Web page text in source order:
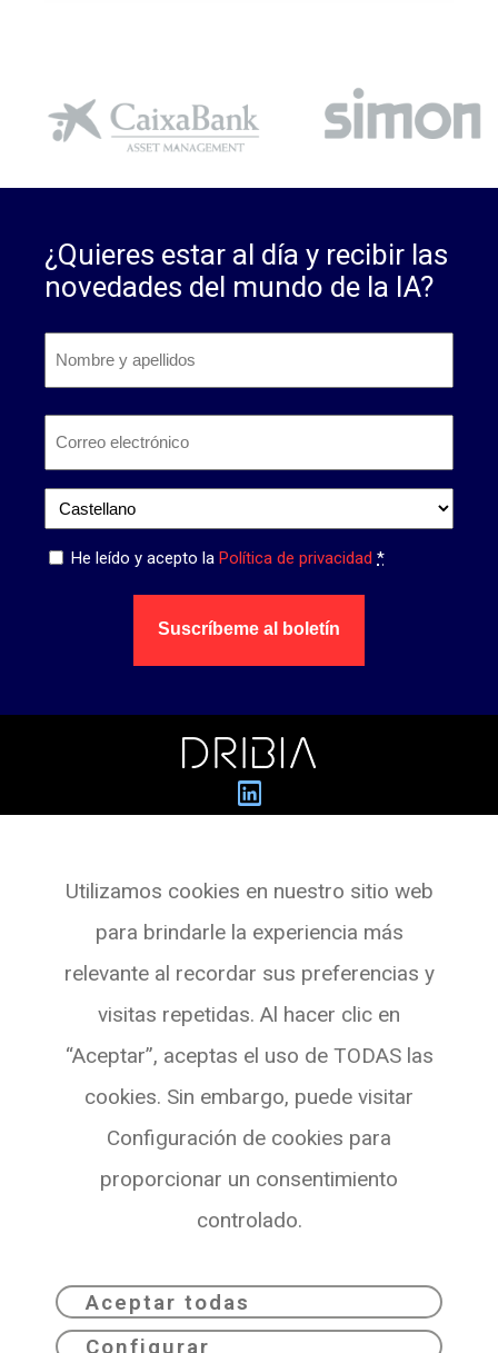
¿Quieres estar al día y recibir las
novedades del mundo de la IA?
apellidos*
electrónico *
Idioma *
Privacidad *
He leído y acepto la Política de privacidad *
Suscríbeme al boletín
Pg. de Gràcia, 55,
Planta 3 Oficina 4
08007 BARCELONA
Utilizamos cookies en nuestro sitio web
para brindarle la experiencia más
relevante al recordar sus preferencias y
visitas repetidas. Al hacer clic en
“Aceptar”, aceptas el uso de TODAS las
cookies. Sin embargo, puede visitar
Configuración de cookies para
proporcionar un consentimiento
controlado.
Configurar
Aceptar todas